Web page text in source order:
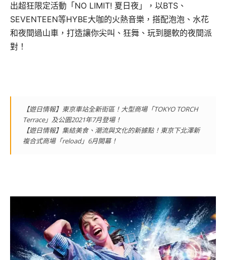
出超狂限定活動「NO LIMIT! 夏日夜」，以BTS、
SEVENTEEN等HYBE大咖的火熱音樂，搭配泡泡、水花
和夜間過山車，打造讓你尖叫、狂舞、玩到腿軟的夜間派
對！
【遊日情報】東京車站全新街區！大型商場「TOKYO TORCH
Terrace」及公園2021年7月登場！
【遊日情報】集結美食、潮流與文化的新據點！東京下北澤新
複合式商場「reload」6月開幕！